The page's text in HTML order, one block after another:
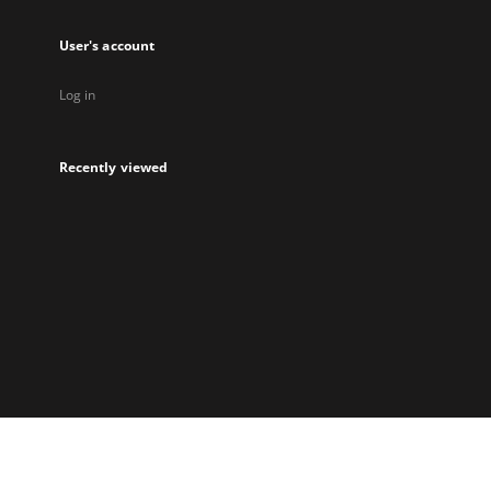
User's account
Log in
Recently viewed